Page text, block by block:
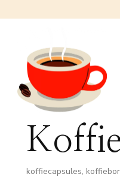
koffiecapsules,